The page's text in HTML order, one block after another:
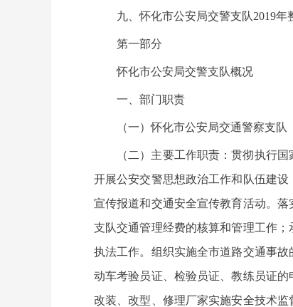
九、怀化市公安局交警支队2019
第一部分
怀化市公安局交警支队概况
一、部门职责
（一）怀化市公安局交通警察支
（二）主要工作职责：贯彻执行
开展公安交警思想政治工作和队伍建
宣传报道和交通安全宣传教育活动。
支队交通管理经费的核算和管理工作
执法工作。组织实施全市道路交通事
动车考验员证、检验员证、教练员证
改装、改型、修理厂家实施安全技术